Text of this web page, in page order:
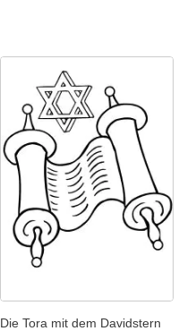
Die Tora mit dem Davidstern